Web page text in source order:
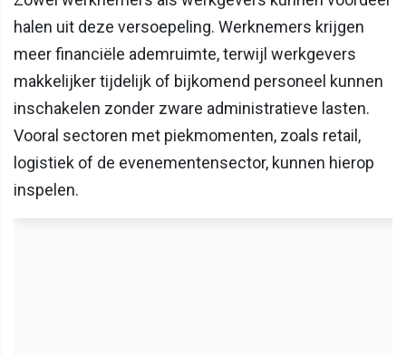
halen uit deze versoepeling. Werknemers krijgen
meer financiële ademruimte, terwijl werkgevers
makkelijker tijdelijk of bijkomend personeel kunnen
inschakelen zonder zware administratieve lasten.
Vooral sectoren met piekmomenten, zoals retail,
logistiek of de evenementensector, kunnen hierop
inspelen.